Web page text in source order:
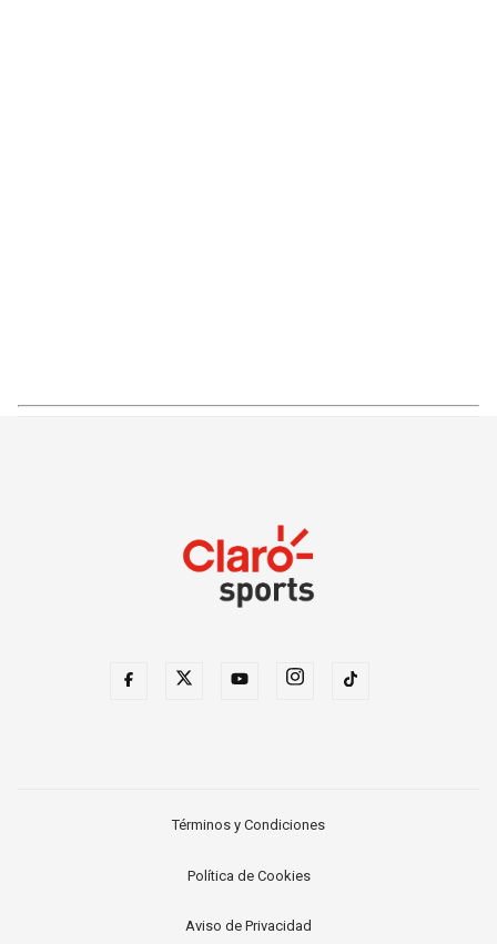
Términos y Condiciones
Política de Cookies
Aviso de Privacidad